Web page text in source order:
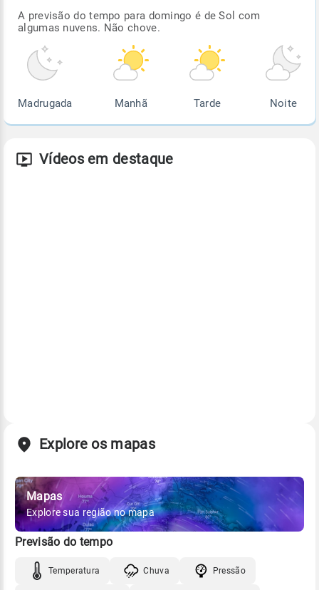
A previsão do tempo para domingo é de Sol com
algumas nuvens. Não chove.
Madrugada Manhã Tarde Noite
Vídeos em destaque
Explore os mapas
Mapas
Explore sua região no mapa
Previsão do tempo
Temperatura Chuva Pressão